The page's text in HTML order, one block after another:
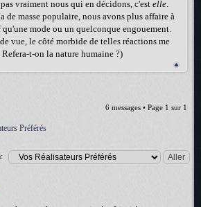
vraiment nous qui en décidons, c'est elle.
de masse populaire, nous avons plus affaire à
mode ou un quelconque engouement.
vue, le côté morbide de telles réactions me
t-on la nature humaine ?)
6 messages • Page 1 sur 1
Préférés